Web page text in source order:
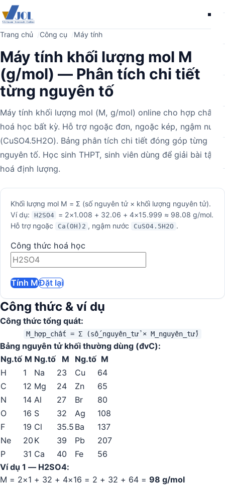
Trang chủ Công cụ Máy tính
Máy tính khối lượng mol M
(g/mol) — Phân tích chi tiết
từng nguyên tố
Máy tính khối lượng mol (M, g/mol) online cho hợp chất
hoá học bất kỳ. Hỗ trợ ngoặc đơn, ngoặc kép, ngậm nước
(CuSO4.5H2O). Bảng phân tích chi tiết đóng góp từng
nguyên tố. Học sinh THPT, sinh viên dùng để giải bài tập
hoá định lượng.
Máy
tính
Khối lượng mol M = Σ (số nguyên tử × khối lượng nguyên tử).
Ví dụ:
H2SO4
= 2×1.008 + 32.06 + 4×15.999 ≈ 98.08 g/mol.
Hỗ trợ ngoặc
Ca(OH)2 , ngậm nước CuSO4.5H2O .
Công thức hoá học
Tính MĐặt lại
Công thức & ví dụ
Công thức tổng quát:
M_hợp_chất = Σ (số_nguyên_tử × M_nguyên_tử)
Bảng nguyên tử khối thường dùng (đvC):
Ng.tố M Ng.tố M Ng.tố M
H
1 Na 23 Cu
64
C
12 Mg 24 Zn
65
N
14 Al 27 Br
80
O
16 S 32 Ag
108
F
19 Cl 35.5 Ba
137
Ne
20 K 39 Pb
207
P
31 Ca 40 Fe
56
Ví dụ 1 — H2SO4:
M = 2×1 + 32 + 4×16 = 2 + 32 + 64 = 98 g/mol